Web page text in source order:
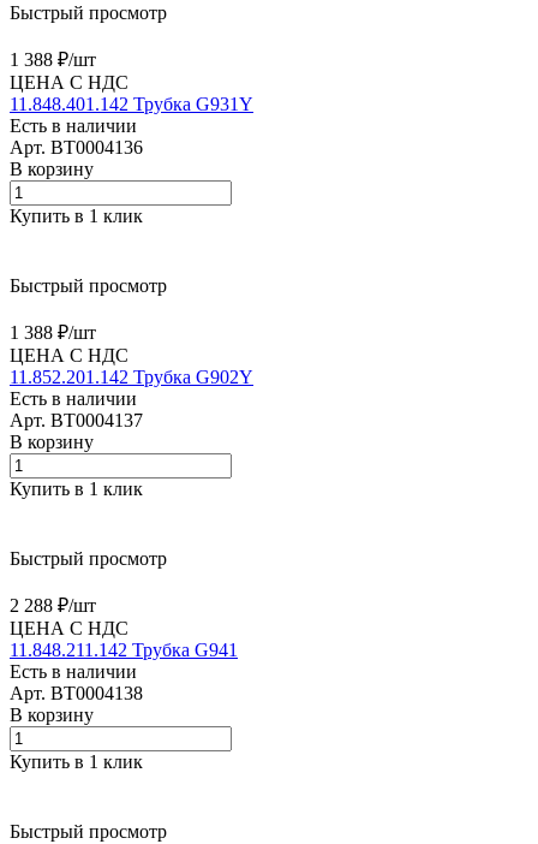
Быстрый просмотр
1 388 ₽/шт
ЦЕНА С НДС
11.848.401.142 Трубка G931Y
Есть в наличии
Арт. BT0004136
В корзину
Купить в 1 клик
Быстрый просмотр
1 388 ₽/шт
ЦЕНА С НДС
11.852.201.142 Трубка G902Y
Есть в наличии
Арт. BT0004137
В корзину
Купить в 1 клик
Быстрый просмотр
2 288 ₽/шт
ЦЕНА С НДС
11.848.211.142 Трубка G941
Есть в наличии
Арт. BT0004138
В корзину
Купить в 1 клик
Быстрый просмотр